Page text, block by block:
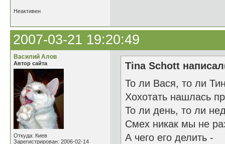
Неактивен
2007-03-21 19:20:49
Василий Алов
Автор сайта
Откуда: Киев
Зарегистрирован: 2006-02-14
Tina Schott
То ли Вася, то ли
Хохотать нашлась
То ли день, то ли
Смех никак мы не
А чего его делить -